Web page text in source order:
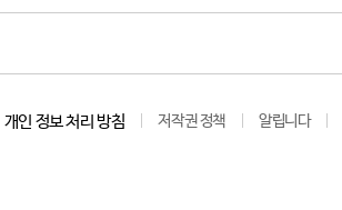
개인 정보 처리 방침 저작권 정책 알립니다